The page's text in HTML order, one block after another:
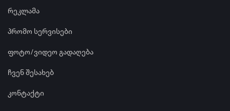
რეკლამა
პრომო სერვისები
ფოტო/ვიდეო გადაღება
ჩვენ შესახებ
კონტაქტი